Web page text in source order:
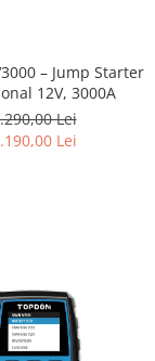
– Jump Starter
12V, 3000A
Lei
Lei